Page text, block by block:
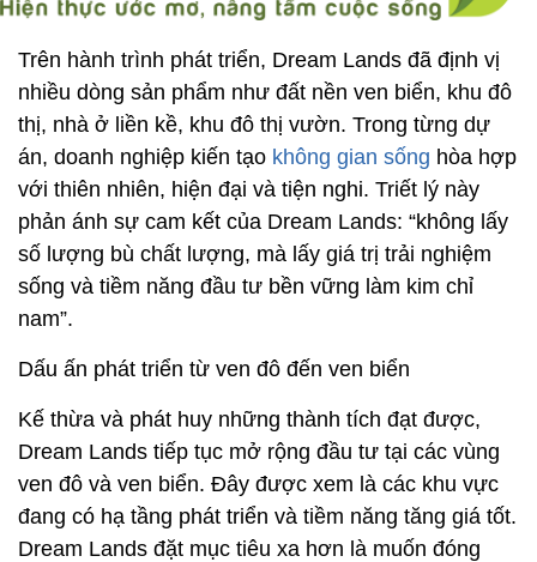
Trên hành trình phát triển, Dream Lands đã định vị
nhiều dòng sản phẩm như đất nền ven biển, khu đô
thị, nhà ở liền kề, khu đô thị vườn. Trong từng dự
án, doanh nghiệp kiến tạo không gian sống hòa hợp
với thiên nhiên, hiện đại và tiện nghi. Triết lý này
phản ánh sự cam kết của Dream Lands: “không lấy
số lượng bù chất lượng, mà lấy giá trị trải nghiệm
sống và tiềm năng đầu tư bền vững làm kim chỉ
nam”.
Dấu ấn phát triển từ ven đô đến ven biển
Kế thừa và phát huy những thành tích đạt được,
Dream Lands tiếp tục mở rộng đầu tư tại các vùng
ven đô và ven biển. Đây được xem là các khu vực
đang có hạ tầng phát triển và tiềm năng tăng giá tốt.
Dream Lands đặt mục tiêu xa hơn là muốn đóng